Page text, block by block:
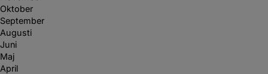
Oktober
September
Augusti
Juni
Maj
April